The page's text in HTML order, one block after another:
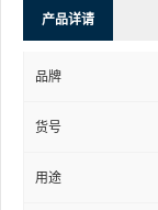
产品详请
品牌
货号
用途